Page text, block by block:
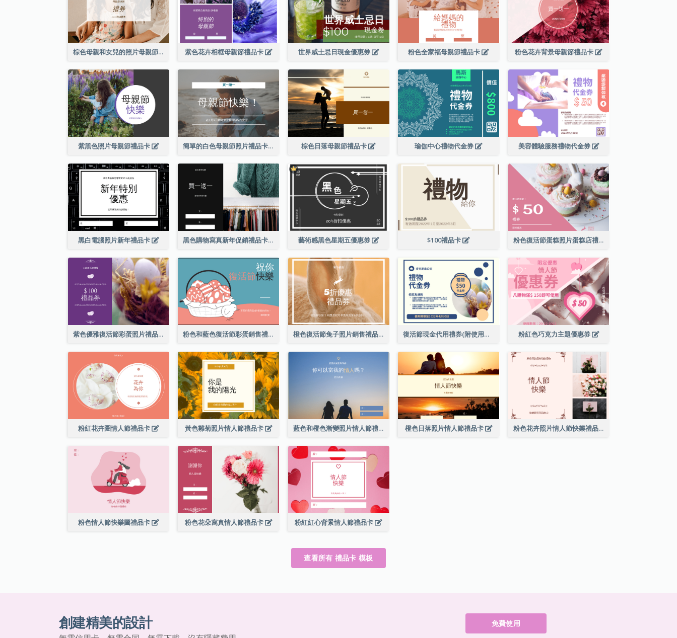
棕色母親和女兒的照片母親節的禮品卡 紫色花卉相框母親節禮品卡 世界威士忌日現金優惠券 粉色全家福母親節禮品卡 粉色花卉背景母親節禮品卡
紫黑色照片母親節禮品卡 簡單的白色母親節照片禮品卡 棕色日落母親節禮品卡 瑜伽中心禮物代金券 美容體驗服務禮物代金券
黑白電腦照片新年禮品卡 黑色購物寫真新年促銷禮品卡 藝術感黑色星期五優惠券 $100禮品卡 粉色復活節蛋糕照片蛋糕店禮品卡
紫色優雅復活節彩蛋照片禮品卡 粉色和藍色復活節彩蛋銷售禮品卡 橙色復活節兔子照片銷售禮品卡 復活節現金代用禮券(附使用細則) 粉紅色巧克力主題優惠券
粉紅花卉圈情人節禮品卡 黃色雛菊照片情人節禮品卡 藍色和橙色漸變照片情人節禮品卡 橙色日落照片情人節禮品卡 粉色花卉照片情人節快樂禮品卡
粉色情人節快樂圖禮品卡 粉色花朵寫真情人節禮品卡 粉紅紅心背景情人節禮品卡
查看所有 禮品卡 模板
創建精美的設計 免費使用